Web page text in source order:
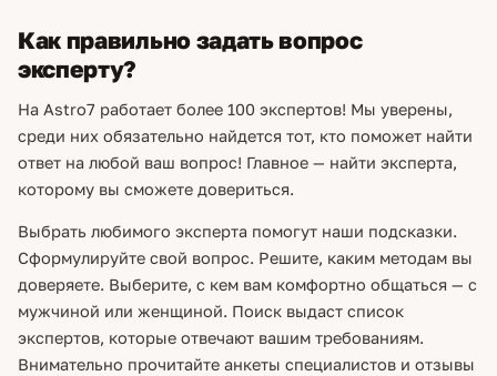
Как правильно задать вопрос
эксперту?
На Astro7 работает более 100 экспертов! Мы уверены,
среди них обязательно найдется тот, кто поможет найти
ответ на любой ваш вопрос! Главное — найти эксперта,
которому вы сможете довериться.
Выбрать любимого эксперта помогут наши подсказки.
Сформулируйте свой вопрос. Решите, каким методам вы
доверяете. Выберите, с кем вам комфортно общаться — с
мужчиной или женщиной. Поиск выдаст список
экспертов, которые отвечают вашим требованиям.
Внимательно прочитайте анкеты специалистов и отзывы